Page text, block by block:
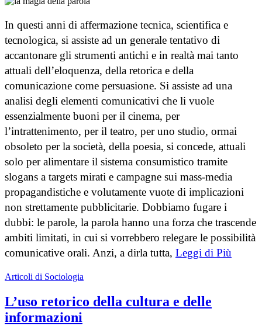
In questi anni di affermazione tecnica, scientifica e
tecnologica, si assiste ad un generale tentativo di
accantonare gli strumenti antichi e in realtà mai tanto
attuali dell’eloquenza, della retorica e della
comunicazione come persuasione. Si assiste ad una
analisi degli elementi comunicativi che li vuole
essenzialmente buoni per il cinema, per
l’intrattenimento, per il teatro, per uno studio, ormai
obsoleto per la società, della poesia, si concede, attuali
solo per alimentare il sistema consumistico tramite
slogans a targets mirati e campagne sui mass-media
propagandistiche e volutamente vuote di implicazioni
non strettamente pubblicitarie. Dobbiamo fugare i
dubbi: le parole, la parola hanno una forza che trascende
ambiti limitati, in cui si vorrebbero relegare le possibilità
comunicative orali. Anzi, a dirla tutta, Leggi di Più
Articoli di Sociologia
L’uso retorico della cultura e delle
informazioni